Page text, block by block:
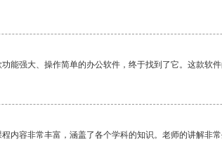
能强大、操作简单的办公软件，终于找到了它。这款软
内容非常丰富，涵盖了各个学科的知识。老师的讲解非